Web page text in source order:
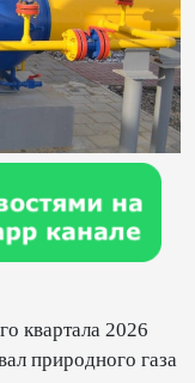
квартала 2026
природного газа